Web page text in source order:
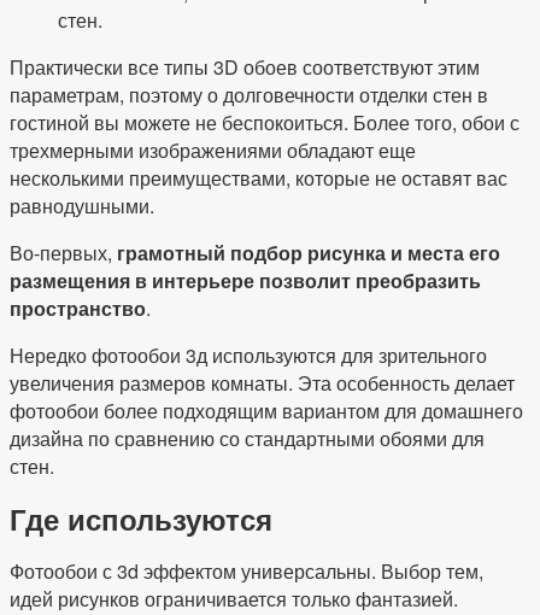
стен.
Практически все типы 3D обоев соответствуют этим
параметрам, поэтому о долговечности отделки стен в
гостиной вы можете не беспокоиться. Более того, обои с
трехмерными изображениями обладают еще
несколькими преимуществами, которые не оставят вас
равнодушными.
Во-первых, грамотный подбор рисунка и места его
размещения в интерьере позволит преобразить
пространство.
Нередко фотообои 3д используются для зрительного
увеличения размеров комнаты. Эта особенность делает
фотообои более подходящим вариантом для домашнего
дизайна по сравнению со стандартными обоями для
стен.
Где используются
Фотообои с 3d эффектом универсальны. Выбор тем,
идей рисунков ограничивается только фантазией.